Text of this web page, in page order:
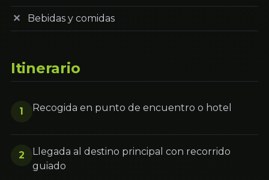
Bebidas y comidas
Itinerario
1 Recogida en punto de encuentro o hotel
2
Llegada al destino principal con recorrido
guiado